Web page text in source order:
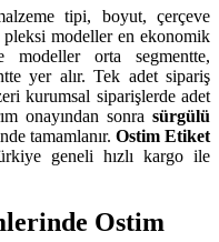
tipi, boyut, çerçeve
modeller en ekonomik
modeller orta segmentte,
yer alır. Tek adet sipariş
kurumsal siparişlerde adet
onayından sonra sürgülü
tamamlanır. Ostim Etiket
geneli hızlı kargo ile
Ostim